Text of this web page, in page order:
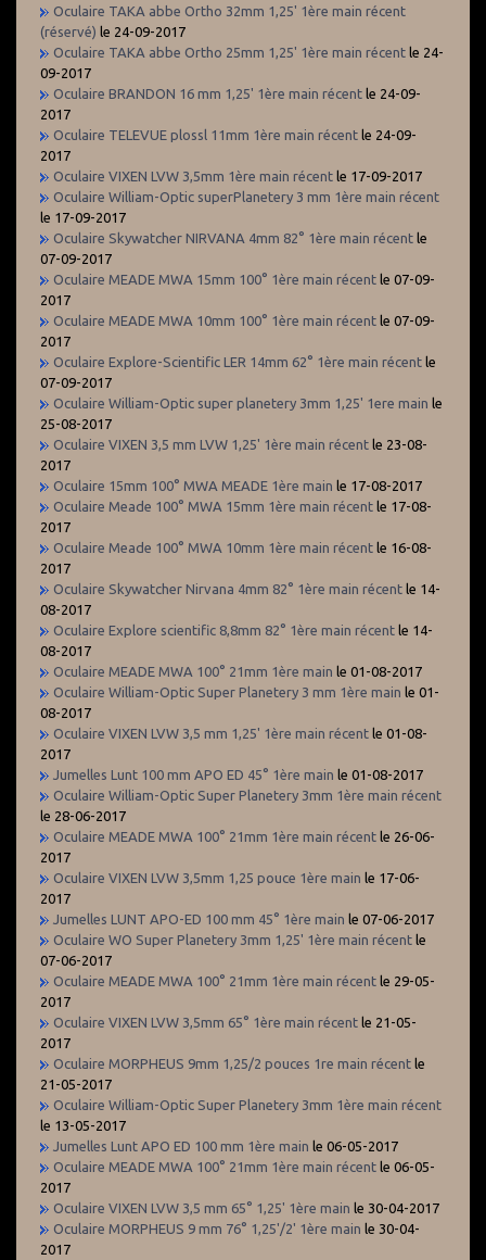
Oculaire TAKA abbe Ortho 32mm 1,25' 1ère main récent
(réservé) le 24-09-2017
Oculaire TAKA abbe Ortho 25mm 1,25' 1ère main récent le 24-
09-2017
Oculaire BRANDON 16 mm 1,25' 1ère main récent le 24-09-
2017
Oculaire TELEVUE plossl 11mm 1ère main récent le 24-09-
2017
Oculaire VIXEN LVW 3,5mm 1ère main récent le 17-09-2017
Oculaire William-Optic superPlanetery 3 mm 1ère main récent
le 17-09-2017
Oculaire Skywatcher NIRVANA 4mm 82° 1ère main récent le
07-09-2017
Oculaire MEADE MWA 15mm 100° 1ère main récent le 07-09-
2017
Oculaire MEADE MWA 10mm 100° 1ère main récent le 07-09-
2017
Oculaire Explore-Scientific LER 14mm 62° 1ère main récent le
07-09-2017
Oculaire William-Optic super planetery 3mm 1,25' 1ere main le
25-08-2017
Oculaire VIXEN 3,5 mm LVW 1,25' 1ère main récent le 23-08-
2017
Oculaire 15mm 100° MWA MEADE 1ère main le 17-08-2017
Oculaire Meade 100° MWA 15mm 1ère main récent le 17-08-
2017
Oculaire Meade 100° MWA 10mm 1ère main récent le 16-08-
2017
Oculaire Skywatcher Nirvana 4mm 82° 1ère main récent le 14-
08-2017
Oculaire Explore scientific 8,8mm 82° 1ère main récent le 14-
08-2017
Oculaire MEADE MWA 100° 21mm 1ère main le 01-08-2017
Oculaire William-Optic Super Planetery 3 mm 1ère main le 01-
08-2017
Oculaire VIXEN LVW 3,5 mm 1,25' 1ère main récent le 01-08-
2017
Jumelles Lunt 100 mm APO ED 45° 1ère main le 01-08-2017
Oculaire William-Optic Super Planetery 3mm 1ère main récent
le 28-06-2017
Oculaire MEADE MWA 100° 21mm 1ère main récent le 26-06-
2017
Oculaire VIXEN LVW 3,5mm 1,25 pouce 1ère main le 17-06-
2017
Jumelles LUNT APO-ED 100 mm 45° 1ère main le 07-06-2017
Oculaire WO Super Planetery 3mm 1,25' 1ère main récent le
07-06-2017
Oculaire MEADE MWA 100° 21mm 1ère main récent le 29-05-
2017
Oculaire VIXEN LVW 3,5mm 65° 1ère main récent le 21-05-
2017
Oculaire MORPHEUS 9mm 1,25/2 pouces 1re main récent le
21-05-2017
Oculaire William-Optic Super Planetery 3mm 1ère main récent
le 13-05-2017
Jumelles Lunt APO ED 100 mm 1ère main le 06-05-2017
Oculaire MEADE MWA 100° 21mm 1ère main récent le 06-05-
2017
Oculaire VIXEN LVW 3,5 mm 65° 1,25' 1ère main le 30-04-2017
Oculaire MORPHEUS 9 mm 76° 1,25'/2' 1ère main le 30-04-
2017